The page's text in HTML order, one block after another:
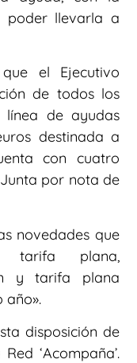
poder llevarla a
el Ejecutivo
de todos los
línea de ayudas
destinada a
con cuatro
por nota de
novedades que
plana,
y tarifa plana
año».
disposición de
‘Acompaña’.